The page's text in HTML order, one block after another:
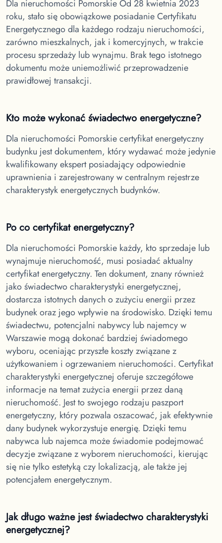
Dla nieruchomości PomorskieOd 28 kwietnia 2023
roku, stało się obowiązkowe posiadanie Certyfikatu
Energetycznego dla każdego rodzaju nieruchomości,
zarówno mieszkalnych, jak i komercyjnych, w trakcie
procesu sprzedaży lub wynajmu. Brak tego istotnego
dokumentu może uniemożliwić przeprowadzenie
prawidłowej transakcji.
Kto może wykonać świadectwo energetyczne?
Dla nieruchomości Pomorskiecertyfikat energetyczny
budynku jest dokumentem, który wydawać może jedynie
kwalifikowany ekspert posiadający odpowiednie
uprawnienia i zarejestrowany w centralnym rejestrze
charakterystyk energetycznych budynków.
Po co certyfikat energetyczny?
Dla nieruchomości Pomorskie każdy, kto sprzedaje lub
wynajmuje nieruchomość, musi posiadać aktualny
certyfikat energetyczny. Ten dokument, znany również
jako świadectwo charakterystyki energetycznej,
dostarcza istotnych danych o zużyciu energii przez
budynek oraz jego wpływie na środowisko. Dzięki temu
świadectwu, potencjalni nabywcy lub najemcy w
Warszawie mogą dokonać bardziej świadomego
wyboru, oceniając przyszłe koszty związane z
użytkowaniem i ogrzewaniem nieruchomości. Certyfikat
charakterystyki energetycznej oferuje szczegółowe
informacje na temat zużycia energii przez daną
nieruchomość. Jest to swojego rodzaju paszport
energetyczny, który pozwala oszacować, jak efektywnie
dany budynek wykorzystuje energię. Dzięki temu
nabywca lub najemca może świadomie podejmować
decyzje związane z wyborem nieruchomości, kierując
się nie tylko estetyką czy lokalizacją, ale także jej
potencjałem energetycznym.
Jak długo ważne jest świadectwo charakterystyki
energetycznej?